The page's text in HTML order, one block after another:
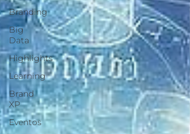
Branding
Big
Data
Highlights
Learning
Brand
XP
Eventos